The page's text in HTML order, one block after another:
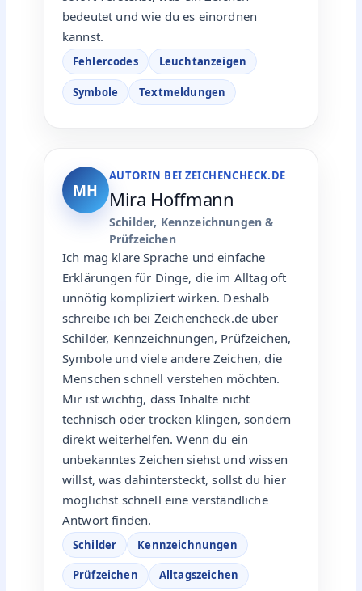
bedeutet und wie du es einordnen
kannst.
Fehlercodes Leuchtanzeigen
Symbole Textmeldungen
MH
AUTORIN BEI ZEICHENCHECK.DE
Mira Hoffmann
Schilder, Kennzeichnungen &
Prüfzeichen
Ich mag klare Sprache und einfache
Erklärungen für Dinge, die im Alltag oft
unnötig kompliziert wirken. Deshalb
schreibe ich bei Zeichencheck.de über
Schilder, Kennzeichnungen, Prüfzeichen,
Symbole und viele andere Zeichen, die
Menschen schnell verstehen möchten.
Mir ist wichtig, dass Inhalte nicht
technisch oder trocken klingen, sondern
direkt weiterhelfen. Wenn du ein
unbekanntes Zeichen siehst und wissen
willst, was dahintersteckt, sollst du hier
möglichst schnell eine verständliche
Antwort finden.
Schilder Kennzeichnungen
Prüfzeichen Alltagszeichen